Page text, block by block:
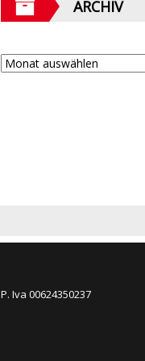
ARCHIV
P. Iva 00624350237